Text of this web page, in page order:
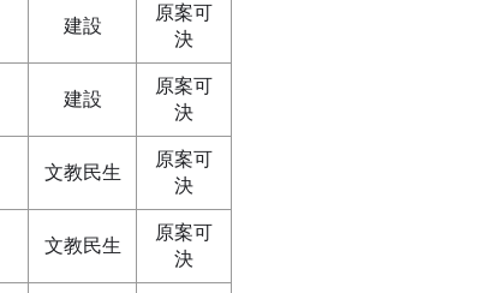
建設
原案可
決
建設
原案可
決
文教民生
原案可
決
文教民生
原案可
決